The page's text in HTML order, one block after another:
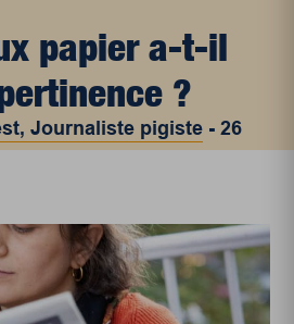
papier a-t-il
?
Journaliste pigiste -26